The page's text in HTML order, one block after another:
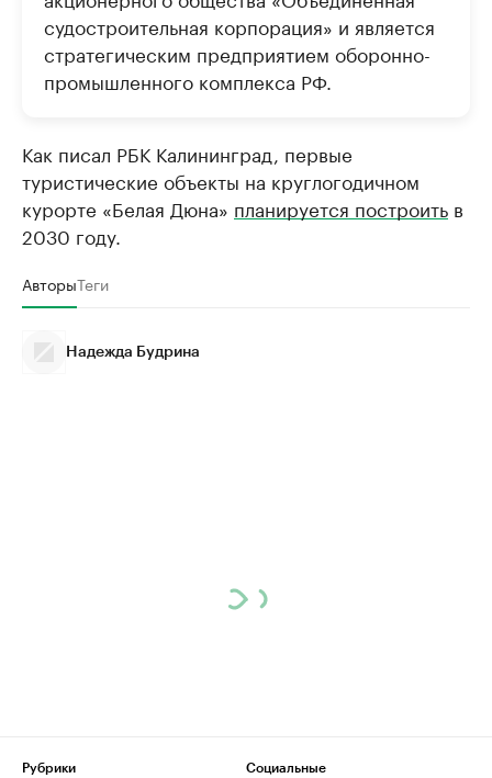
судостроительная корпорация» и является
стратегическим предприятием оборонно-
промышленного комплекса РФ.
Как писал РБК Калининград, первые
туристические объекты на круглогодичном
курорте «Белая Дюна» планируется построить в
2030 году.
АвторыТеги
Надежда Будрина
Рубрики
Социальные